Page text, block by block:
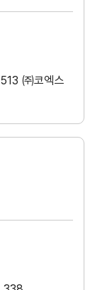
513 ㈜코엑스